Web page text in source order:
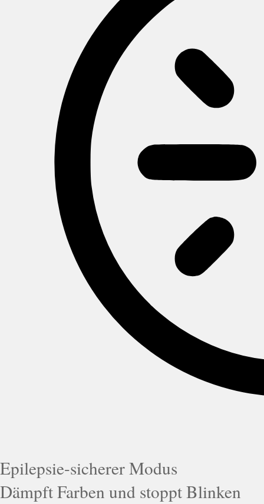
Epilepsie-sicherer Modus
Dämpft Farben und stoppt Blinken